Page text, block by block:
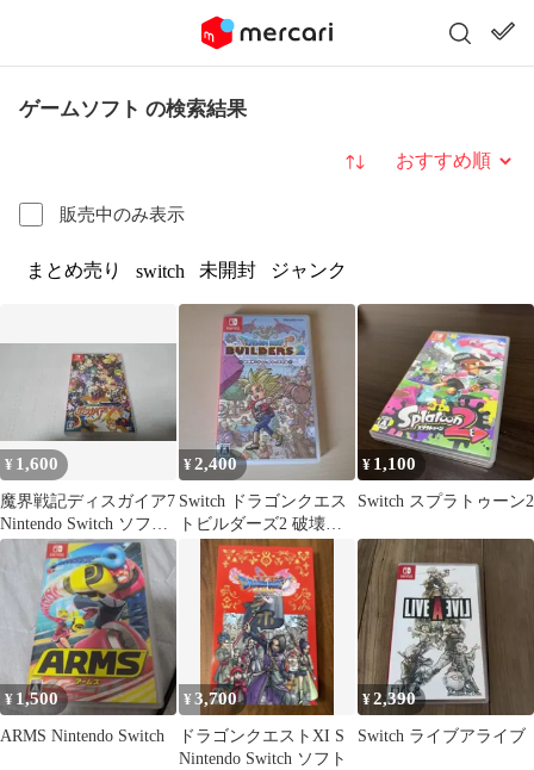
ゲームソフト の検索結果
販売中のみ表示
並び替え
まとめ売り switch 未開封 ジャンク
¥ 1,600
魔界戦記ディスガイア7
Nintendo Switch ソフト
ハガキ付き
¥2,400
Switch ドラゴンクエス
トビルダーズ2 破壊神
シドーとからっぽの島
¥ 1,100
Switch スプラトゥーン2
¥ 1,500
ARMS Nintendo Switch
¥3,700
ドラゴンクエストXI S
Nintendo Switch ソフト
¥2,390
Switch ライブアライブ